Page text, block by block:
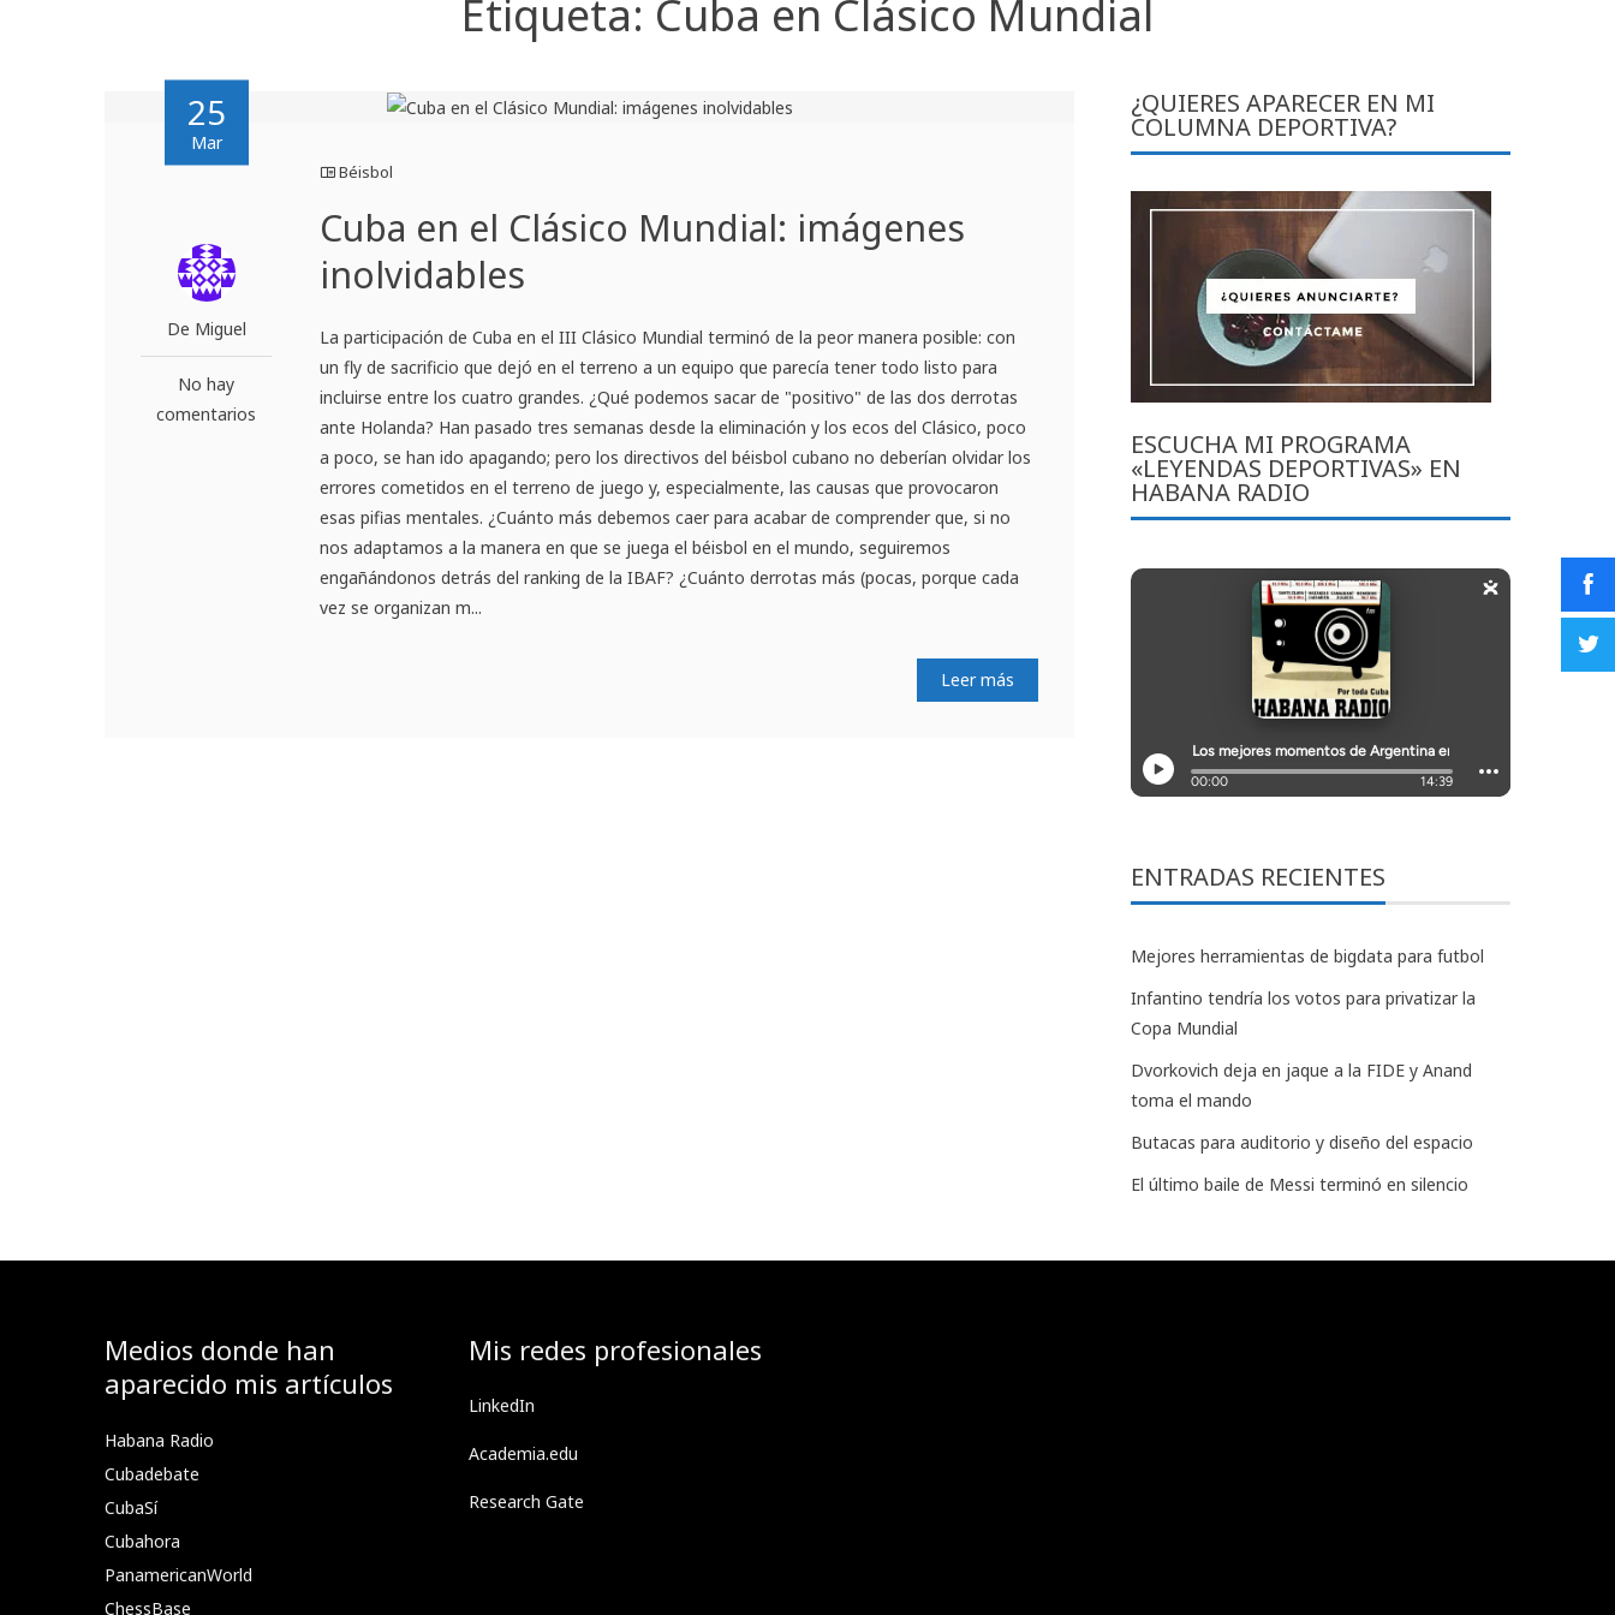
Etiqueta: Cuba en Clásico Mundial
25
Mar
De Miguel
No hay
comentarios
Béisbol
Cuba en el Clásico Mundial: imágenes
inolvidables
La participación de Cuba en el III Clásico Mundial terminó de la peor manera posible: con
un fly de sacrificio que dejó en el terreno a un equipo que parecía tener todo listo para
incluirse entre los cuatro grandes. ¿Qué podemos sacar de "positivo" de las dos derrotas
ante Holanda? Han pasado tres semanas desde la eliminación y los ecos del Clásico, poco
a poco, se han ido apagando; pero los directivos del béisbol cubano no deberían olvidar los
errores cometidos en el terreno de juego y, especialmente, las causas que provocaron
esas pifias mentales. ¿Cuánto más debemos caer para acabar de comprender que, si no
nos adaptamos a la manera en que se juega el béisbol en el mundo, seguiremos
engañándonos detrás del ranking de la IBAF? ¿Cuánto derrotas más (pocas, porque cada
vez se organizan m...
Leer más
¿QUIERES APARECER EN MI
COLUMNA DEPORTIVA?
ESCUCHA MI PROGRAMA
«LEYENDAS DEPORTIVAS» EN
HABANA RADIO
ENTRADAS RECIENTES
Mejores herramientas de bigdata para futbol
Infantino tendría los votos para privatizar la
Copa Mundial
Dvorkovich deja en jaque a la FIDE y Anand
toma el mando
Butacas para auditorio y diseño del espacio
El último baile de Messi terminó en silencio
Medios donde han
aparecido mis artículos
Habana Radio
Cubadebate
CubaSí
Cubahora
PanamericanWorld
ChessBase
Mis redes profesionales
LinkedIn
Academia.edu
Research Gate